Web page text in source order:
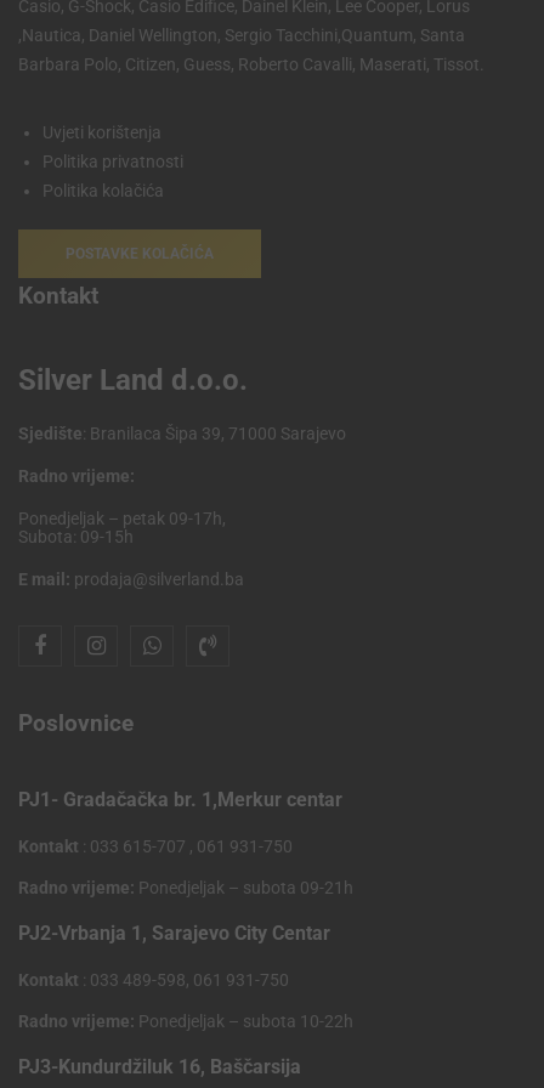
Casio, G-Shock, Casio Edifice, Dainel Klein, Lee Cooper, Lorus
,Nautica, Daniel Wellington, Sergio Tacchini,Quantum, Santa
Barbara Polo, Citizen, Guess, Roberto Cavalli, Maserati, Tissot.
Uvjeti korištenja
Politika privatnosti
Politika kolačića
POSTAVKE KOLAČIĆA
Kontakt
Silver Land d.o.o.
Sjedište: Branilaca Šipa 39, 71000 Sarajevo
Radno vrijeme:
Ponedjeljak – petak 09-17h,
Subota: 09-15h
E mail: prodaja@silverland.ba
Poslovnice
PJ1- Gradačačka br. 1,Merkur centar
Kontakt : 033 615-707 , 061 931-750
Radno vrijeme: Ponedjeljak – subota 09-21h
PJ2-Vrbanja 1, Sarajevo City Centar
Kontakt : 033 489-598, 061 931-750
Radno vrijeme: Ponedjeljak – subota 10-22h
PJ3-Kundurdžiluk 16, Baščarsija